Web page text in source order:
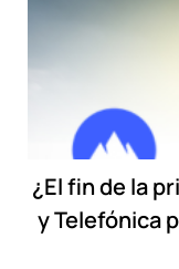
¿El fin de la
y Telefónica